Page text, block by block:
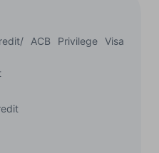
ACB Privilege Visa